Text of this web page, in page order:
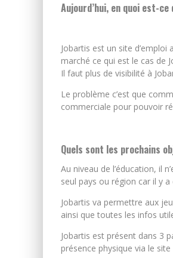
Aujourd’hui, en quoi est-
Jobartis est un site
marché ce qui est le cas de
Il faut plus de visibilité à
Le problème c’est que
commerciale pour pouvoir
Quels sont les prochains
Au niveau de l’éducation, il
seul pays ou région car il y
Jobartis va permettre aux
ainsi que toutes les infos
Jobartis est présent dans 3
présence physique via le site